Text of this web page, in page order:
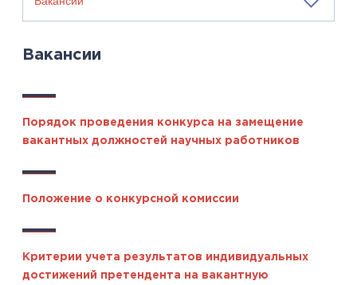
Вакансии
Порядок проведения конкурса на замещение
вакантных должностей научных работников
Положение о конкурсной комиссии
Критерии учета результатов индивидуальных
достижений претендента на вакантную